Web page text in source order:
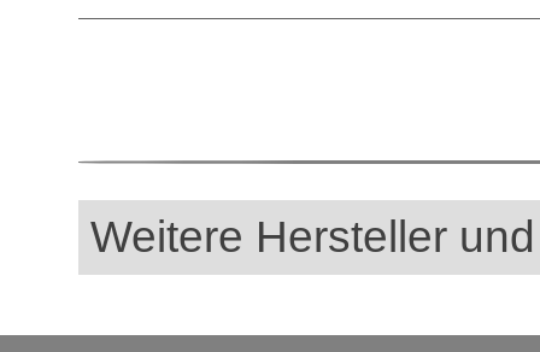
Weitere Hersteller